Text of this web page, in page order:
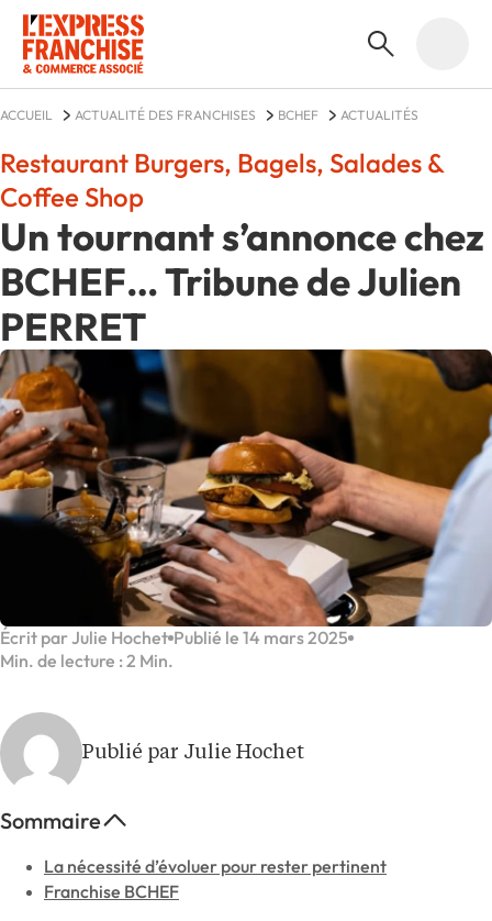
ACCUEIL ACTUALITÉ DES FRANCHISES BCHEF ACTUALITÉS
Un tournant s’annonce chez
BCHEF… Tribune de Julien
PERRET
Restaurant Burgers, Bagels, Salades &
Coffee Shop
Écrit par Julie Hochet Publié le 14 mars 2025
Min. de lecture : 2 Min.
Publié par Julie Hochet
Sommaire
La nécessité d’évoluer pour rester pertinent
Franchise BCHEF